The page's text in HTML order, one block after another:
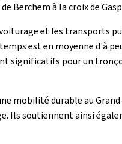
Berchem à la croix de
et les transports
est en moyenne d'à
significatifs pour un
mobilité durable au
soutiennent ainsi